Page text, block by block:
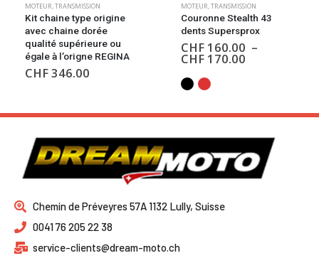
,ROUES
MOTEUR,TRANSMISSION
Kit chaine type origine
avec chaine dorée
qualité supérieure ou
égale à l’origne REGINA
CHF346.00
MOTEUR,TRANSMISSION
Couronne Stealth 43
dents Supersprox
CHF 160.00 –
CHF 170.00
Chemin de Préveyres 57A 1132 Lully, Suisse
0041 76 205 22 38
service-clients@dream-moto.ch